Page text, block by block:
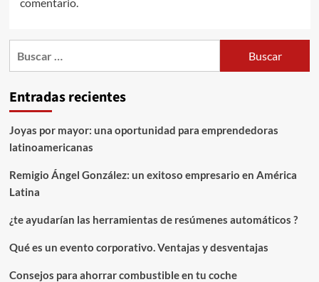
Entradas recientes
Joyas por mayor: una oportunidad para emprendedoras
latinoamericanas
Remigio Ángel González: un exitoso empresario en América
Latina
¿te ayudarían las herramientas de resúmenes automáticos ?
Qué es un evento corporativo. Ventajas y desventajas
Consejos para ahorrar combustible en tu coche